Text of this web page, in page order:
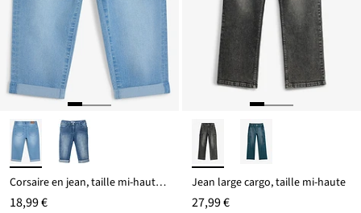
Corsaire en jean, taille mi-haute et réglable
18,99 €
Jean large cargo, taille mi-haute
27,99 €